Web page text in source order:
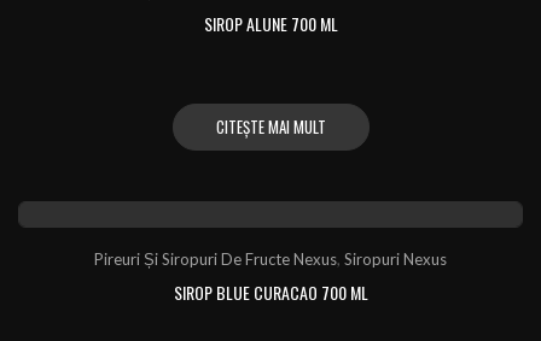
SIROP ALUNE 700 ML
CITEȘTE MAI MULT
Pireuri Și Siropuri De Fructe Nexus, Siropuri Nexus
SIROP BLUE CURACAO 700 ML